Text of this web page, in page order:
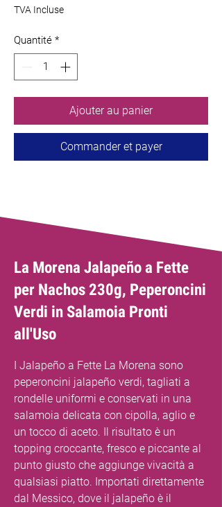
TVA Incluse
Quantité *
Ajouter au panier
Commander et payer
La Morena Jalapeño a Fette
per Nachos 230g, Peperoncini
Verdi in Salamoia Pronti
all'Uso
I Jalapeño a Fette La Morena sono
peperoncini jalapeño verdi, tagliati a
rondelle uniformi e conservati in una
salamoia delicata con cipolla, aglio e
un tocco di aceto. Il risultato è un
topping croccante, fresco e piccante al
punto giusto che aggiunge vivacità a
qualsiasi piatto. Importati direttamente
dal Messico, dove il jalapeño è il